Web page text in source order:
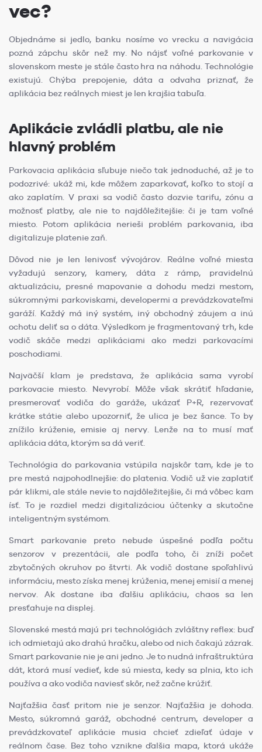
vec?
Objednáme si jedlo, banku nosíme vo vrecku a navigácia
pozná zápchu skôr než my. No nájsť voľné parkovanie v
slovenskom meste je stále často hra na náhodu. Technológie
existujú. Chýba prepojenie, dáta a odvaha priznať, že
aplikácia bez reálnych miest je len krajšia tabuľa.
Aplikácie zvládli platbu, ale nie
hlavný problém
Parkovacia aplikácia sľubuje niečo tak jednoduché, až je to
podozrivé: ukáž mi, kde môžem zaparkovať, koľko to stojí a
ako zaplatím. V praxi sa vodič často dozvie tarifu, zónu a
možnosť platby, ale nie to najdôležitejšie: či je tam voľné
miesto. Potom aplikácia nerieši problém parkovania, iba
digitalizuje platenie zaň.
Dôvod nie je len lenivosť vývojárov. Reálne voľné miesta
vyžadujú senzory, kamery, dáta z rámp, pravidelnú
aktualizáciu, presné mapovanie a dohodu medzi mestom,
súkromnými parkoviskami, developermi a prevádzkovateľmi
garáží. Každý má iný systém, iný obchodný záujem a inú
ochotu deliť sa o dáta. Výsledkom je fragmentovaný trh, kde
vodič skáče medzi aplikáciami ako medzi parkovacími
poschodiami.
Najväčší klam je predstava, že aplikácia sama vyrobí
parkovacie miesto. Nevyrobí. Môže však skrátiť hľadanie,
presmerovať vodiča do garáže, ukázať P+R, rezervovať
krátke státie alebo upozorniť, že ulica je bez šance. To by
znížilo krúženie, emisie aj nervy. Lenže na to musí mať
aplikácia dáta, ktorým sa dá veriť.
Technológia do parkovania vstúpila najskôr tam, kde je to
pre mestá najpohodlnejšie: do platenia. Vodič už vie zaplatiť
pár klikmi, ale stále nevie to najdôležitejšie, či má vôbec kam
ísť. To je rozdiel medzi digitalizáciou účtenky a skutočne
inteligentným systémom.
Smart parkovanie preto nebude úspešné podľa počtu
senzorov v prezentácii, ale podľa toho, či zníži počet
zbytočných okruhov po štvrti. Ak vodič dostane spoľahlivú
informáciu, mesto získa menej krúženia, menej emisií a menej
nervov. Ak dostane iba ďalšiu aplikáciu, chaos sa len
presťahuje na displej.
Slovenské mestá majú pri technológiách zvláštny reflex: buď
ich odmietajú ako drahú hračku, alebo od nich čakajú zázrak.
Smart parkovanie nie je ani jedno. Je to nudná infraštruktúra
dát, ktorá musí vedieť, kde sú miesta, kedy sa plnia, kto ich
používa a ako vodiča naviesť skôr, než začne krúžiť.
Najťažšia časť pritom nie je senzor. Najťažšia je dohoda.
Mesto, súkromná garáž, obchodné centrum, developer a
prevádzkovateľ aplikácie musia chcieť zdieľať údaje v
reálnom čase. Bez toho vznikne ďalšia mapa, ktorá ukáže